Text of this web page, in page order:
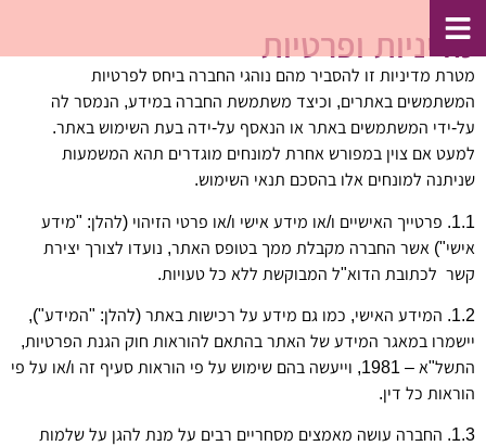
לתוכן
מדיניות ופרטיות
מטרת מדיניות זו להסביר מהם נוהגי החברה ביחס לפרטיות
המשתמשים באתרים, וכיצד משתמשת החברה במידע, הנמסר לה
על-ידי המשתמשים באתר או הנאסף על-ידה בעת השימוש באתר.
למעט אם צוין במפורש אחרת למונחים מוגדרים תהא המשמעות
שניתנה למונחים אלו בהסכם תנאי השימוש.
1.1. פרטייך האישיים ו/או מידע אישי ו/או פרטי הזיהוי (להלן: "מידע
אישי") אשר החברה מקבלת ממך בטופס האתר, נועדו לצורך יצירת
קשר לכתובת הדוא"ל המבוקשת ללא כל טעויות.
1.2. המידע האישי, כמו גם מידע על רכישות באתר (להלן: "המידע"),
יישמרו במאגר המידע של האתר בהתאם להוראות חוק הגנת הפרטיות,
התשל"א – 1981, וייעשה בהם שימוש על פי הוראות סעיף זה ו/או על פי
הוראות כל דין.
1.3. החברה עושה מאמצים מסחריים רבים על מנת להגן על שלמות